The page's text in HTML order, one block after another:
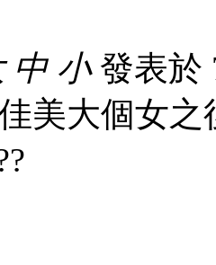
中 小發表於
美大個女